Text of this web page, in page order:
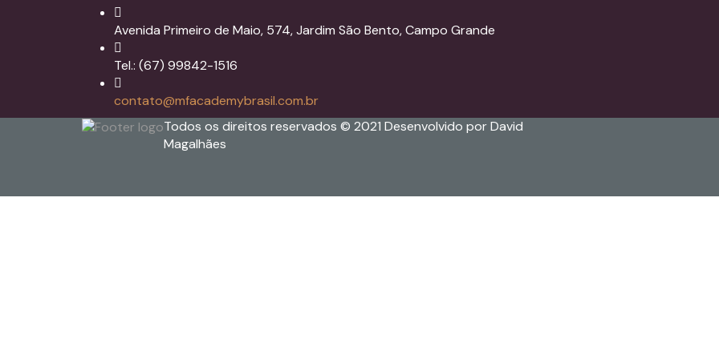
Avenida Primeiro de Maio, 574, Jardim São Bento, Campo Grande
Tel.: (67) 99842-1516
contato@mfacademybrasil.com.br
Todos os direitos reservados © 2021 Desenvolvido por David
Magalhães